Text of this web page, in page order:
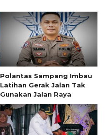
Polantas Sampang Imbau
Latihan Gerak Jalan Tak
Gunakan Jalan Raya